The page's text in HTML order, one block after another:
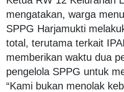
mengatakan, warga
SPPG Harjamukti
total, terutama terkait
memberikan waktu dua
pengelola SPPG untuk
“Kami bukan menolak